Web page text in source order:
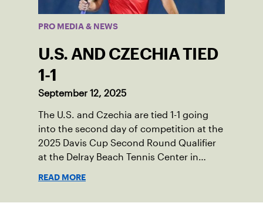
PRO MEDIA & NEWS
U.S. AND CZECHIA TIED
1-1
September 12, 2025
The U.S. and Czechia are tied 1-1 going
into the second day of competition at the
2025 Davis Cup Second Round Qualifier
at the Delray Beach Tennis Center in
READ MORE